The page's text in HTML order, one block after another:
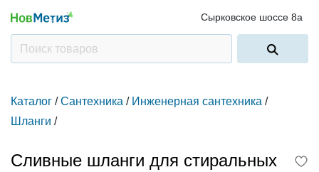
Сырковское шоссе 8а
Каталог / Сантехника / Инженерная сантехника /
Шланги /
Сливные шланги для стиральных